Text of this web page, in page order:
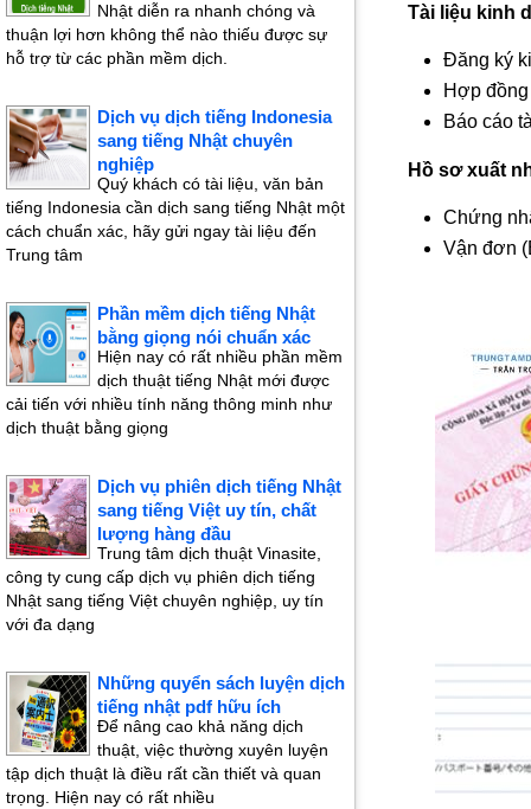
Tài liệu kinh
Đăng ký
Hợp
Báo cáo
Hồ sơ xuất
Chứng
Vận đơn
Nhật diễn ra nhanh chóng và
thuận lợi hơn không thể nào thiếu được sự
hỗ trợ từ các phần mềm dịch.
Dịch vụ dịch tiếng Indonesia
sang tiếng Nhật chuyên
nghiệp
Quý khách có tài liệu, văn bản
tiếng Indonesia cần dịch sang tiếng Nhật một
cách chuẩn xác, hãy gửi ngay tài liệu đến
Trung tâm
Phần mềm dịch tiếng Nhật
bằng giọng nói chuẩn xác
Hiện nay có rất nhiều phần mềm
dịch thuật tiếng Nhật mới được
cải tiến với nhiều tính năng thông minh như
dịch thuật bằng giọng
Dịch vụ phiên dịch tiếng Nhật
sang tiếng Việt uy tín, chất
lượng hàng đầu
Trung tâm dịch thuật Vinasite,
công ty cung cấp dịch vụ phiên dịch tiếng
Nhật sang tiếng Việt chuyên nghiệp, uy tín
với đa dạng
Những quyển sách luyện dịch
tiếng nhật pdf hữu ích
Để nâng cao khả năng dịch
thuật, việc thường xuyên luyện
tập dịch thuật là điều rất cần thiết và quan
trọng. Hiện nay có rất nhiều